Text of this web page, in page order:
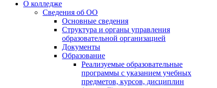
О колледже
Сведения об ОО
Основные сведения
Структура и органы управления
образовательной организацией
Документы
Образование
Реализуемые образовательные
программы с указанием учебных
предметов, курсов, дисциплин